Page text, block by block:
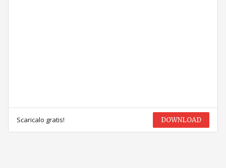
Scaricalo gratis! DOWNLOAD